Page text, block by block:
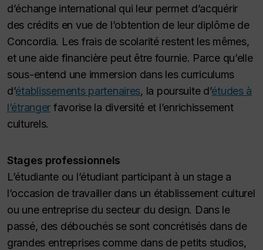
d’échange international qui leur permet d’acquérir
des crédits en vue de l’obtention de leur diplôme de
Concordia. Les frais de scolarité restent les mêmes,
et une aide financière peut être fournie. Parce qu’elle
sous-entend une immersion dans les curriculums
d’établissements partenaires, la poursuite d’études à
l’étranger favorise la diversité et l’enrichissement
culturels.
Stages professionnels
L’étudiante ou l’étudiant participant à un stage a
l’occasion de travailler dans un établissement culturel
ou une entreprise du secteur du design. Dans le
passé, des débouchés se sont concrétisés dans de
grandes entreprises comme dans de petits studios,